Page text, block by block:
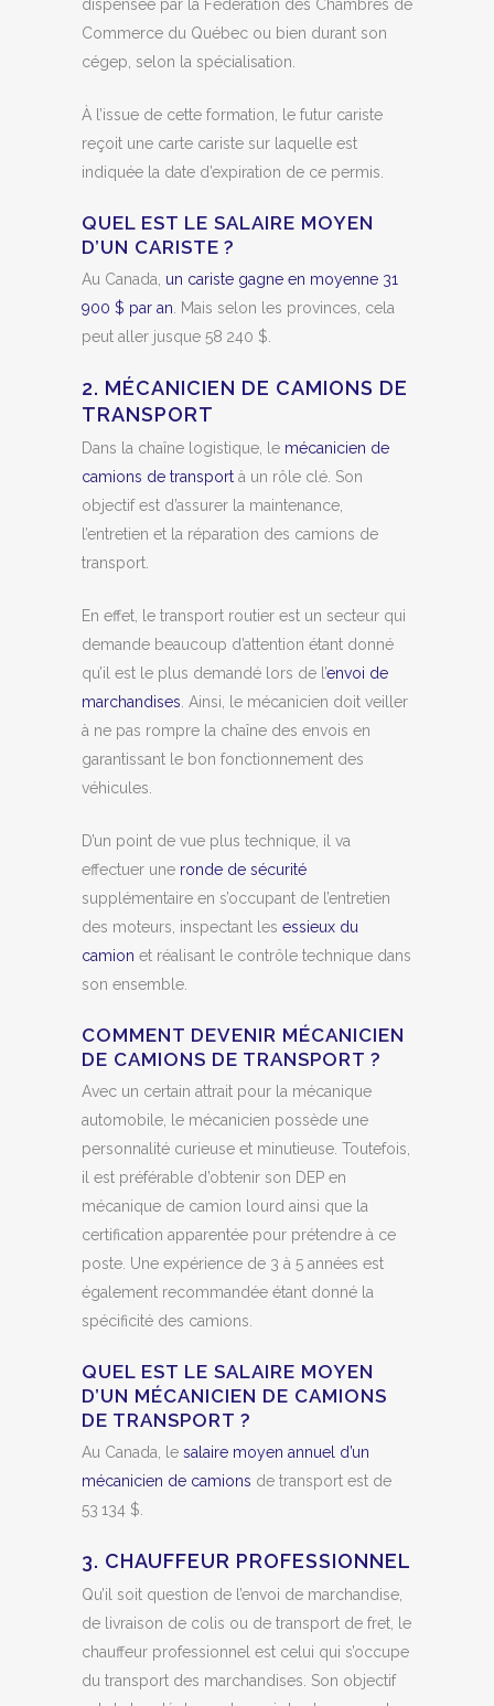
dispensée par la Fédération des Chambres de
Commerce du Québec ou bien durant son
cégep, selon la spécialisation.
À l’issue de cette formation, le futur cariste
reçoit une carte cariste sur laquelle est
indiquée la date d’expiration de ce permis.
QUEL EST LE SALAIRE MOYEN
D’UN CARISTE ?
Au Canada, un cariste gagne en moyenne 31
900 $ par an . Mais selon les provinces, cela
peut aller jusque 58 240 $.
2. MÉCANICIEN DE CAMIONS DE
TRANSPORT
Dans la chaîne logistique, le mécanicien de
camions de transport à un rôle clé. Son
objectif est d’assurer la maintenance,
l’entretien et la réparation des camions de
transport.
En effet, le transport routier est un secteur qui
demande beaucoup d’attention étant donné
qu’il est le plus demandé lors de l’envoi de
marchandises . Ainsi, le mécanicien doit veiller
à ne pas rompre la chaîne des envois en
garantissant le bon fonctionnement des
véhicules.
D’un point de vue plus technique, il va
effectuer une ronde de sécurité
supplémentaire en s’occupant de l’entretien
des moteurs, inspectant les essieux du
camion et réalisant le contrôle technique dans
son ensemble.
COMMENT DEVENIR MÉCANICIEN
DE CAMIONS DE TRANSPORT ?
Avec un certain attrait pour la mécanique
automobile, le mécanicien possède une
personnalité curieuse et minutieuse. Toutefois,
il est préférable d’obtenir son DEP en
mécanique de camion lourd ainsi que la
certification apparentée pour prétendre à ce
poste. Une expérience de 3 à 5 années est
également recommandée étant donné la
spécificité des camions.
QUEL EST LE SALAIRE MOYEN
D’UN MÉCANICIEN DE CAMIONS
DE TRANSPORT ?
Au Canada, le salaire moyen annuel d’un
mécanicien de camions de transport est de
53 134 $.
3. CHAUFFEUR PROFESSIONNEL
Qu’il soit question de l’envoi de marchandise,
de livraison de colis ou de transport de fret, le
chauffeur professionnel est celui qui s’occupe
du transport des marchandises. Son objectif